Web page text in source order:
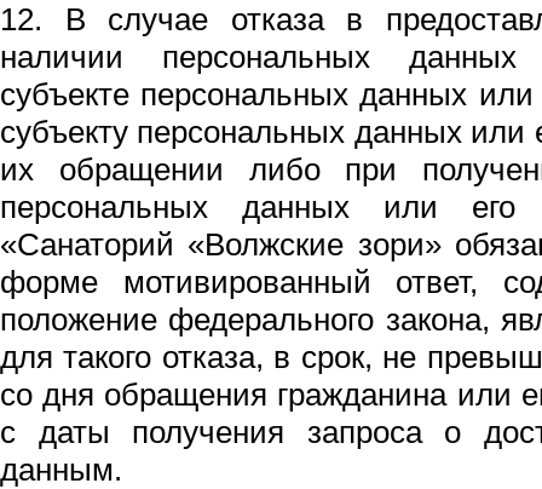
12. В случае отказа в
наличии персональных данных
субъекте персональных данных
субъекту персональных данных или
их обращении либо при
персональных данных или его
«Санаторий «Волжские зори»
форме мотивированный ответ,
положение федерального закона,
для такого отказа, в срок, не
со дня обращения гражданина или
с даты получения запроса о
данным.